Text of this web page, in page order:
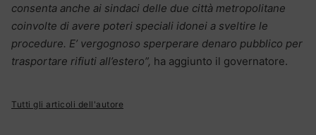
consenta anche ai sindaci delle due città metropolitane
coinvolte di avere poteri speciali idonei a sveltire le
procedure. E’ vergognoso sperperare denaro pubblico per
trasportare rifiuti all’estero”, ha aggiunto il governatore.
Tutti gli articoli dell'autore